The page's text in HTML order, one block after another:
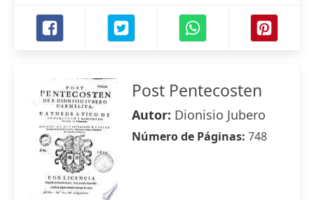
Post Pentecosten
Autor: Dionisio Jubero
Número de Páginas: 748